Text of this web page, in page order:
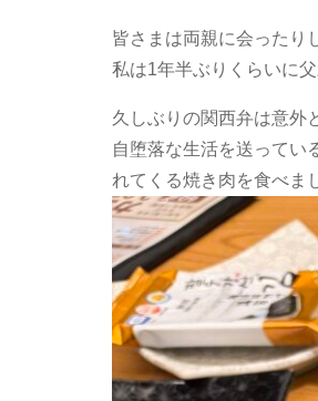
皆さまは両親に会ったり
私は1年半ぶりくらいに
久しぶりの関西弁は意外
自堕落な生活を送ってい
れてくる焼き肉を食べま